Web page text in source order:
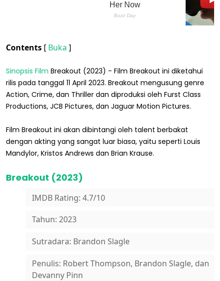
Contents [ Buka ]
Sinopsis Film Breakout (2023) - Film Breakout ini diketahui
rilis pada tanggal 11 April 2023. Breakout mengusung genre
Action, Crime, dan Thriller dan diproduksi oleh Furst Class
Productions, JCB Pictures, dan Jaguar Motion Pictures.
Film Breakout ini akan dibintangi oleh talent berbakat
dengan akting yang sangat luar biasa, yaitu seperti Louis
Mandylor, Kristos Andrews dan Brian Krause.
Breakout (2023)
IMDB Rating: 4.7/10
Tahun: 2023
Sutradara: Brandon Slagle
Penulis: Robert Thompson, Brandon Slagle, dan
Devanny Pinn